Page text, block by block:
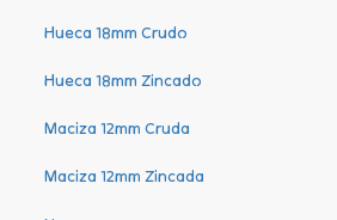
Hueca 18mm Crudo
Hueca 18mm Zincado
Maciza 12mm Cruda
Maciza 12mm Zincada